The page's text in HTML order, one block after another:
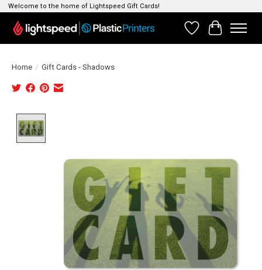
Welcome to the home of Lightspeed Gift Cards!
Verlanglijst
Home / Gift Cards - Shadows